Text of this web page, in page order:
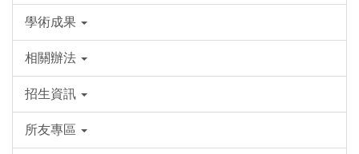
學術成果
相關辦法
招生資訊
所友專區